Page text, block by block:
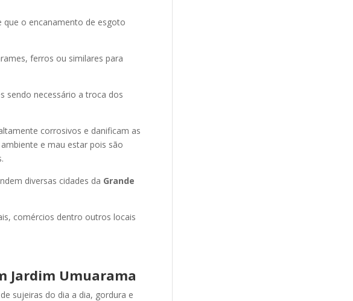
que o encanamento de esgoto
ferros ou similares para
sendo necessário a troca dos
corrosivos e danificam as
e mau estar pois são
diversas cidades da Grande
comércios dentro outros locais
Jardim Umuarama
sujeiras do dia a dia, gordura e